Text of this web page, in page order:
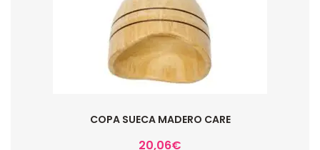
COPA SUECA MADERO CARE
20,06€